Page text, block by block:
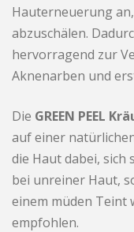
Hauterneuerung
abzuschälen.
hervorragend zur
Aknenarben und
Die GREEN PEEL
auf einer
die Haut dabei, sich
bei unreiner Haut,
einem müden Teint
empfohlen.